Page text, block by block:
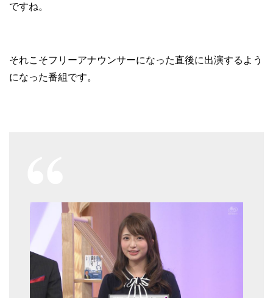
ですね。
それこそフリーアナウンサーになった直後に出演するよう
になった番組です。